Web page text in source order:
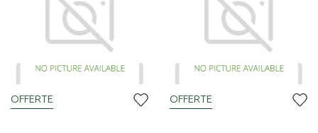
OFFERTE OFFERTE